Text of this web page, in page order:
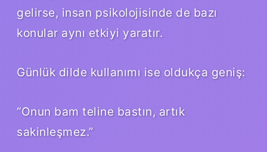
gelirse, insan psikolojisinde de bazı
konular aynı etkiyi yaratır.
Günlük dilde kullanımı ise oldukça geniş:
“Onun bam teline bastın, artık
sakinleşmez.”